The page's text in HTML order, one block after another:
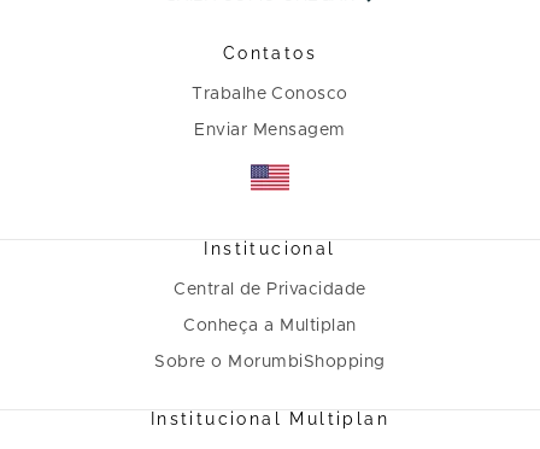
Contatos
Trabalhe Conosco
Enviar Mensagem
Institucional
Central de Privacidade
Conheça a Multiplan
Sobre o MorumbiShopping
Institucional Multiplan